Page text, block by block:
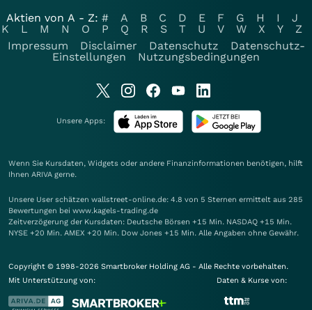
Aktien von A - Z: # A B C D E F G H I
J
K
L M N O P Q R S T U V W X Y
Z
Impressum
Disclaimer Datenschutz
Datenschutz-
Einstellungen
Nutzungsbedingungen
Unsere Apps:
Wenn Sie Kursdaten, Widgets oder andere Finanzinformationen benötigen, hilft
Ihnen ARIVA gerne.
Unsere User schätzen wallstreet-online.de: 4.8 von 5 Sternen ermittelt aus 285
Bewertungen bei www.kagels-trading.de
Zeitverzögerung der Kursdaten: Deutsche Börsen +15 Min. NASDAQ +15 Min.
NYSE +20 Min. AMEX +20 Min. Dow Jones +15 Min. Alle Angaben ohne Gewähr.
Copyright © 1998-2026 Smartbroker Holding AG - Alle Rechte vorbehalten.
Mit Unterstützung von:
Daten & Kurse von: